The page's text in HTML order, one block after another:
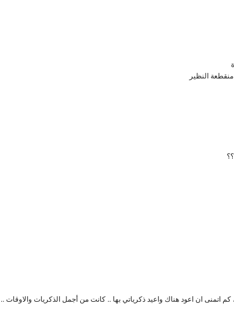
النظير
اتمنى ان اعود هناك واعيد ذكرياتي بها .. كانت من أجمل الذكريات والاوقات ..